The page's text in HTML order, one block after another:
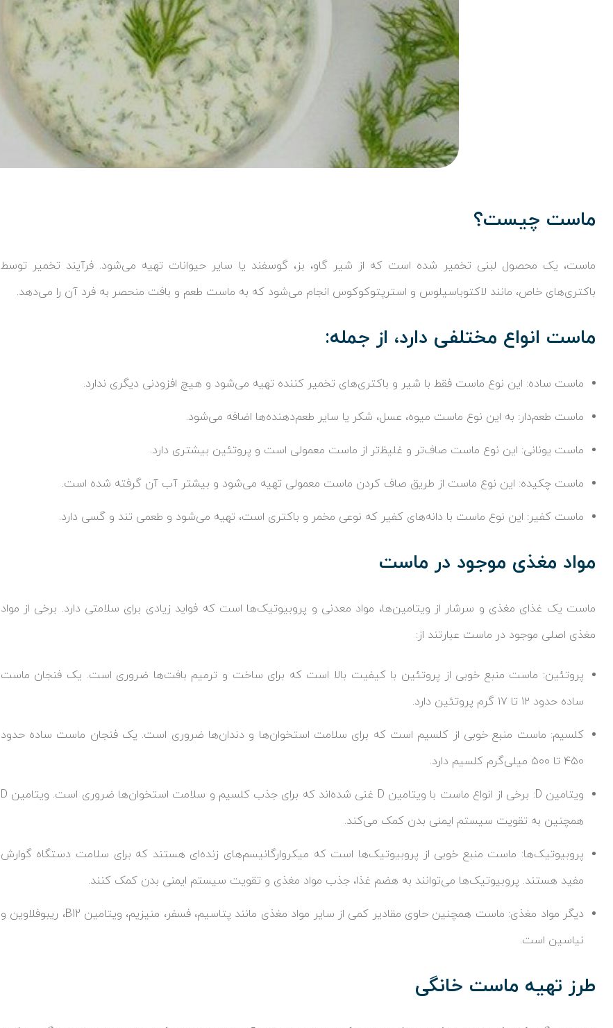
ماست چیست؟
ماست، یک محصول لبنی تخمیر شده است که از شیر گاو، بز، گوسفند یا سایر حیوانات تهیه می‌شود. فرآیند تخمیر توسط
باکتری‌های خاص، مانند لاکتوباسیلوس و استرپتوکوکوس انجام می‌شود که به ماست طعم و بافت منحصر به فرد آن را می‌دهد.
ماست انواع مختلفی دارد، از جمله:
ماست ساده: این نوع ماست فقط با شیر و باکتری‌های تخمیر کننده تهیه می‌شود و هیچ افزودنی دیگری ندارد.
ماست طعم‌دار: به این نوع ماست میوه، عسل، شکر یا سایر طعم‌دهنده‌ها اضافه می‌شود.
ماست یونانی: این نوع ماست صاف‌تر و غلیظ‌تر از ماست معمولی است و پروتئین بیشتری دارد.
ماست چکیده: این نوع ماست از طریق صاف کردن ماست معمولی تهیه می‌شود و بیشتر آب آن گرفته شده است.
ماست کفیر: این نوع ماست با دانه‌های کفیر که نوعی مخمر و باکتری است، تهیه می‌شود و طعمی تند و گسی دارد.
مواد مغذی موجود در ماست
ماست یک غذای مغذی و سرشار از ویتامین‌ها، مواد معدنی و پروبیوتیک‌ها است که فواید زیادی برای سلامتی دارد. برخی از مواد
مغذی اصلی موجود در ماست عبارتند از:
پروتئین: ماست منبع خوبی از پروتئین با کیفیت بالا است که برای ساخت و ترمیم بافت‌ها ضروری است. یک فنجان ماست
ساده حدود ۱۲ تا ۱۷ گرم پروتئین دارد.
کلسیم: ماست منبع خوبی از کلسیم است که برای سلامت استخوان‌ها و دندان‌ها ضروری است. یک فنجان ماست ساده حدود
۴۵۰ تا ۵۰۰ میلی‌گرم کلسیم دارد.
ویتامین D: برخی از انواع ماست با ویتامین D غنی شده‌اند که برای جذب کلسیم و سلامت استخوان‌ها ضروری است. ویتامین D
همچنین به تقویت سیستم ایمنی بدن کمک می‌کند.
پروبیوتیک‌ها: ماست منبع خوبی از پروبیوتیک‌ها است که میکروارگانیسم‌های زنده‌ای هستند که برای سلامت دستگاه گوارش
مفید هستند. پروبیوتیک‌ها می‌توانند به هضم غذا، جذب مواد مغذی و تقویت سیستم ایمنی بدن کمک کنند.
دیگر مواد مغذی: ماست همچنین حاوی مقادیر کمی از سایر مواد مغذی مانند پتاسیم، فسفر، منیزیم، ویتامین B12، ریبوفلاوین و
نیاسین است.
طرز تهیه ماست خانگی